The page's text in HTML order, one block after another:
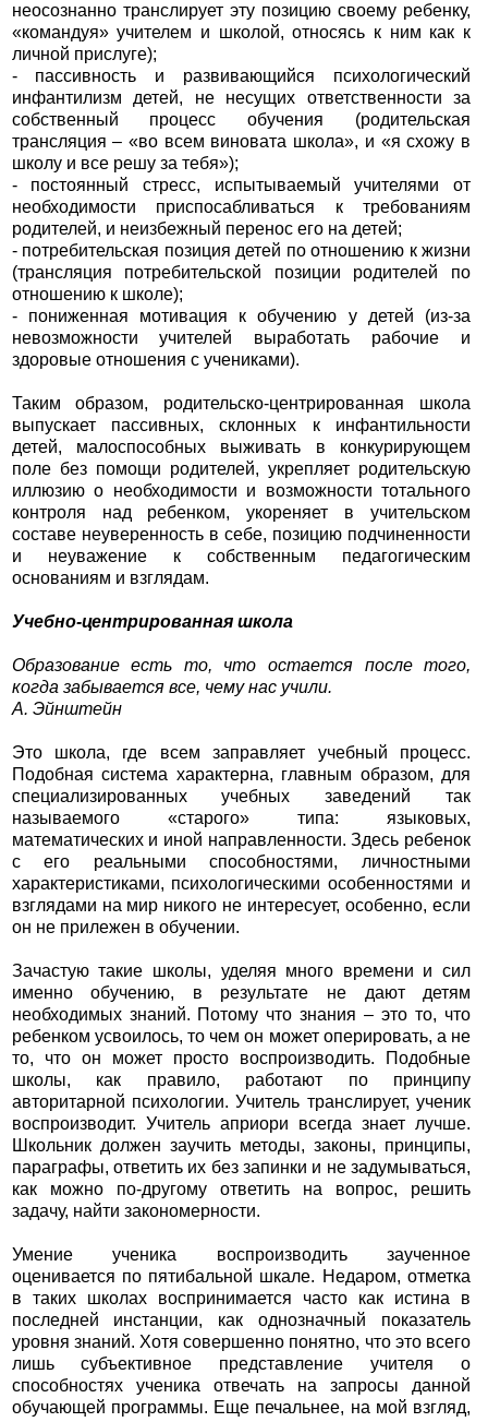
неосознанно транслирует эту позицию своему ребенку,
«командуя» учителем и школой, относясь к ним как к
личной прислуге);
- пассивность и развивающийся психологический
инфантилизм детей, не несущих ответственности за
собственный процесс обучения (родительская
трансляция – «во всем виновата школа», и «я схожу в
школу и все решу за тебя»);
- постоянный стресс, испытываемый учителями от
необходимости приспосабливаться к требованиям
родителей, и неизбежный перенос его на детей;
- потребительская позиция детей по отношению к жизни
(трансляция потребительской позиции родителей по
отношению к школе);
- пониженная мотивация к обучению у детей (из-за
невозможности учителей выработать рабочие и
здоровые отношения с учениками).
Таким образом, родительско-центрированная школа
выпускает пассивных, склонных к инфантильности
детей, малоспособных выживать в конкурирующем
поле без помощи родителей, укрепляет родительскую
иллюзию о необходимости и возможности тотального
контроля над ребенком, укореняет в учительском
составе неуверенность в себе, позицию подчиненности
и неуважение к собственным педагогическим
основаниям и взглядам.
Учебно-центрированная школа
Образование есть то, что остается после того,
когда забывается все, чему нас учили.
А. Эйнштейн
Это школа, где всем заправляет учебный процесс.
Подобная система характерна, главным образом, для
специализированных учебных заведений так
называемого «старого» типа: языковых,
математических и иной направленности. Здесь ребенок
с его реальными способностями, личностными
характеристиками, психологическими особенностями и
взглядами на мир никого не интересует, особенно, если
он не прилежен в обучении.
Зачастую такие школы, уделяя много времени и сил
именно обучению, в результате не дают детям
необходимых знаний. Потому что знания – это то, что
ребенком усвоилось, то чем он может оперировать, а не
то, что он может просто воспроизводить. Подобные
школы, как правило, работают по принципу
авторитарной психологии. Учитель транслирует, ученик
воспроизводит. Учитель априори всегда знает лучше.
Школьник должен заучить методы, законы, принципы,
параграфы, ответить их без запинки и не задумываться,
как можно по-другому ответить на вопрос, решить
задачу, найти закономерности.
Умение ученика воспроизводить заученное
оценивается по пятибальной шкале. Недаром, отметка
в таких школах воспринимается часто как истина в
последней инстанции, как однозначный показатель
уровня знаний. Хотя совершенно понятно, что это всего
лишь субъективное представление учителя о
способностях ученика отвечать на запросы данной
обучающей программы. Еще печальнее, на мой взгляд,